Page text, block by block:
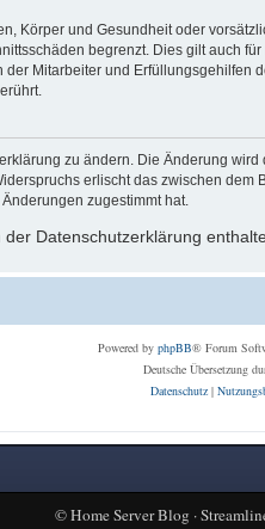
Körper und Gesundheit oder
begrenzt. Dies gilt auch
Mitarbeiter und Erfüllungsgehilfen
zu ändern. Die Änderung wird
erlischt das zwischen
zugestimmt hat.
Datenschutzerklärung
Powered by phpBB® Forum
Deutsche Übersetzung
Datenschutz|
©Home Server Blog ·